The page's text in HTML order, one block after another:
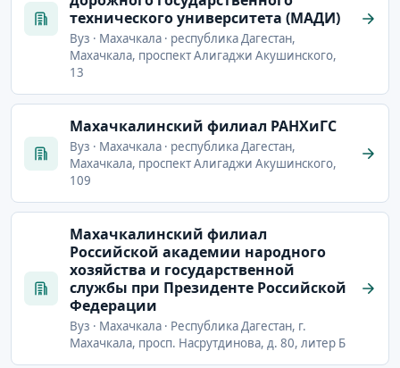
технического университета (МАДИ)
Вуз · Махачкала · республика Дагестан,
Махачкала, проспект Алигаджи Акушинского,
13
Махачкалинский филиал РАНХиГС
Вуз · Махачкала · республика Дагестан,
Махачкала, проспект Алигаджи Акушинского,
109
Махачкалинский филиал
Российской академии народного
хозяйства и государственной
службы при Президенте Российской
Федерации
Вуз · Махачкала · Республика Дагестан, г.
Махачкала, просп. Насрутдинова, д. 80, литер Б